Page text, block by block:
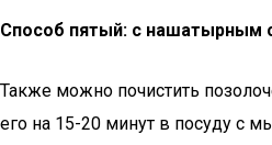
Способ пятый: с нашатырным
Также можно почистить
его на 15-20 минут в посуду с